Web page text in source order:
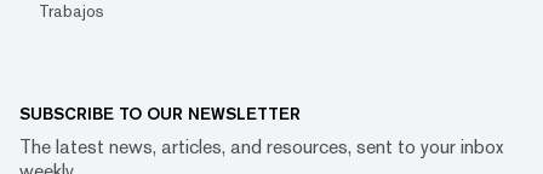
Trabajos
SUBSCRIBE TO OUR NEWSLETTER
The latest news, articles, and resources, sent to your inbox